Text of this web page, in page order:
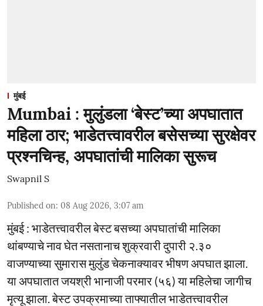
मुंबई
Mumbai : मुलुंडला ‘बेस्ट’च्या अपघातात
महिला ठार; भाडेतत्त्वावरील बसेसच्या सुरक्षेवर
प्रश्नचिन्ह, अपघातांची मालिका सुरूच
Swapnil S
Published on: 08 Aug 2026, 3:07 am
मुंबई : भाडेतत्त्वावरील बेस्ट बसच्या अपघातांची मालिका
थांबण्याचे नाव घेत नसतानाच शुक्रवारी दुपारी २.३०
वाजण्याच्या सुमारास मुलुंड चेकनाक्यावर भीषण अपघात झाला.
या अपघातात जयश्री भानाजी परमार (५६) या महिलेचा जागीच
मृत्यू झाला. बेस्ट उपक्रमाच्या ताफ्यातील भाडेतत्त्वावरील